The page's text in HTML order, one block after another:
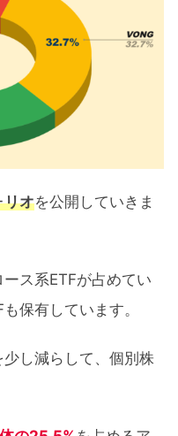
リオを公開していきま
ス系ETFが占めてい
保有しています。
し減らして、個別株